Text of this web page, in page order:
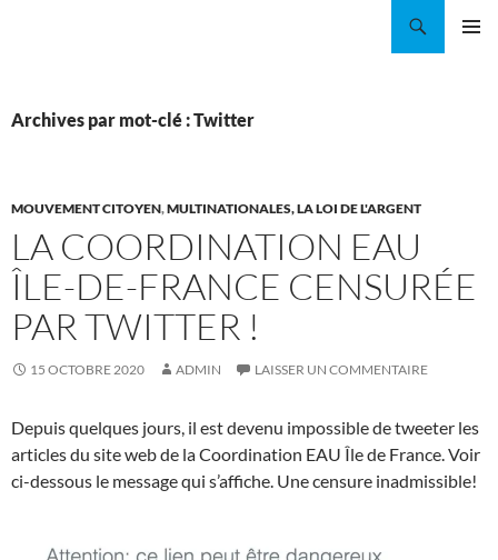
Archives par mot-clé : Twitter
MOUVEMENT CITOYEN,MULTINATIONALES, LA LOI DE L'ARGENT
LA COORDINATION EAU
ÎLE-DE-FRANCE CENSURÉE
PAR TWITTER !
15 OCTOBRE 2020 ADMIN LAISSER UN COMMENTAIRE
Depuis quelques jours, il est devenu impossible de tweeter les
articles du site web de la Coordination EAU Île de France. Voir
ci-dessous le message qui s’affiche. Une censure inadmissible!